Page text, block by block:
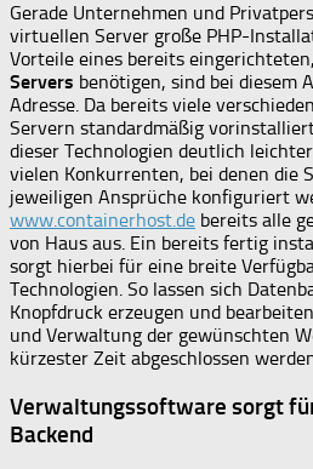
Gerade Unternehmen und
virtuellen Server große PHP-
Vorteile eines bereits eingerichteten,
Servers benötigen, sind bei diesem
Adresse. Da bereits viele
Servern standardmäßig
dieser Technologien deutlich
vielen Konkurrenten, bei denen die
jeweiligen Ansprüche konfiguriert
www.containerhost.de bereits alle
von Haus aus. Ein bereits fertig
sorgt hierbei für eine breite
Technologien. So lassen sich
Knopfdruck erzeugen und
und Verwaltung der gewünschten
kürzester Zeit abgeschlossen
Verwaltungssoftware sorgt
Backend